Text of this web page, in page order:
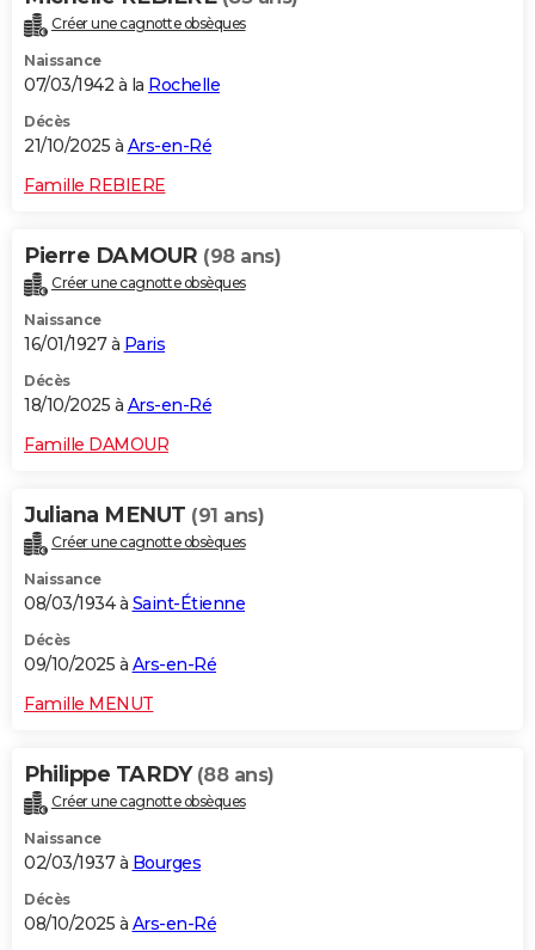
Créer une cagnotte obsèques
Naissance
07/03/1942 à la Rochelle
Décès
21/10/2025 à Ars-en-Ré
Famille REBIERE
Pierre DAMOUR (98 ans)
Créer une cagnotte obsèques
Naissance
16/01/1927 à Paris
Décès
18/10/2025 à Ars-en-Ré
Famille DAMOUR
Juliana MENUT (91 ans)
Créer une cagnotte obsèques
Naissance
08/03/1934 à Saint-Étienne
Décès
09/10/2025 à Ars-en-Ré
Famille MENUT
Philippe TARDY (88 ans)
Créer une cagnotte obsèques
Naissance
02/03/1937 à Bourges
Décès
08/10/2025 à Ars-en-Ré